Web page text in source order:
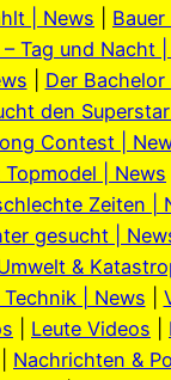
| News
Bauer
– Tag und Nacht
Der Bachelor
den
Contest |
| News
Zeiten |
gesucht |
&
| News
Leute Videos
Nachrichten &